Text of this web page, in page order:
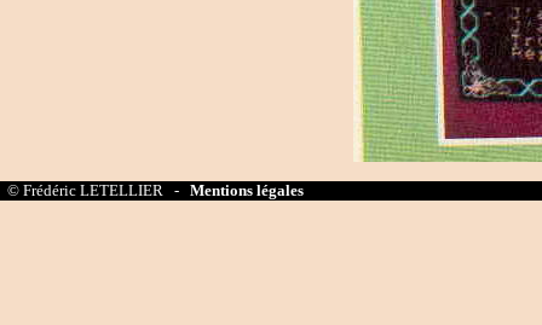
© Frédéric LETELLIER - Mentions légales